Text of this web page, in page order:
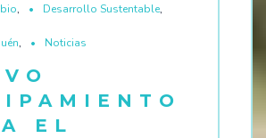
, Desarrollo Sustentable,
, Noticias
EL